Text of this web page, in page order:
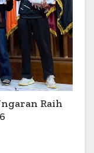
Raih